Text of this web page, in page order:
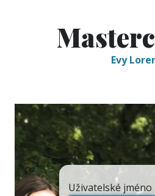
Evy
Uživatelské